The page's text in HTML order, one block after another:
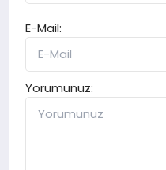
E-Mail:
Yorumunuz: